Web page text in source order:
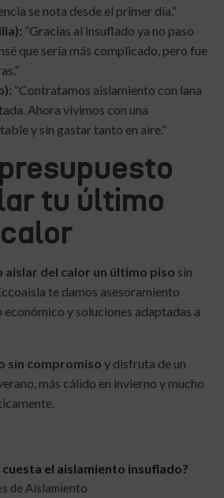
se nota desde el primer día.”
“Gracias al insuflado ya no paso
que sería más complicado, pero fue
“Contratamos aislamiento con lana
Ahora vivimos con una
y sin gastar tanto en aire.”
tu último
aislar del calor un último piso sin
te damos asesoramiento
y soluciones adaptadas a
sin compromiso y disfruta de un
más cálido en invierno y mucho
el aislamiento insuflado?
de Aislamiento